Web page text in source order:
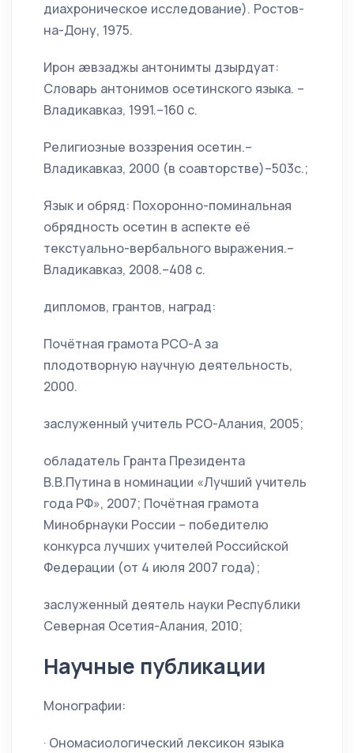
диахроническое исследование). Ростов-
на-Дону, 1975.
Ирон æвзаджы антонимты дзырдуат:
Словарь антонимов осетинского языка. –
Владикавказ, 1991.–160 с.
Религиозные воззрения осетин.–
Владикавказ, 2000 (в соавторстве)–503с.;
Язык и обряд: Похоронно-поминальная
обрядность осетин в аспекте её
текстуально-вербального выражения.–
Владикавказ, 2008.–408 с.
дипломов, грантов, наград:
Почётная грамота РСО-А за
плодотворную научную деятельность,
2000.
заслуженный учитель РСО-Алания, 2005;
обладатель Гранта Президента
В.В.Путина в номинации «Лучший учитель
года РФ», 2007; Почётная грамота
Минобрнауки России – победителю
конкурса лучших учителей Российской
Федерации (от 4 июля 2007 года);
заслуженный деятель науки Республики
Северная Осетия-Алания, 2010;
Научные публикации
Монографии:
· Ономасиологический лексикон языка